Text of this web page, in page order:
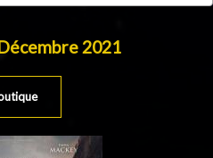
2021